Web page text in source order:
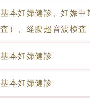
基本妊婦健診、妊娠中
査）、経腹超音波検査
基本妊婦健診
基本妊婦健診